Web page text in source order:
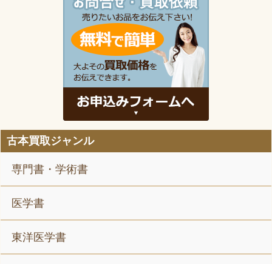
古本買取ジャンル
専門書・学術書
医学書
東洋医学書